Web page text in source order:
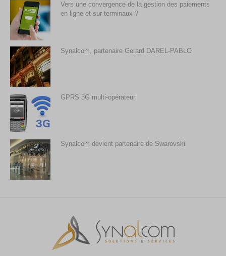
Vers une convergence de la gestion des paiements
en ligne et sur terminaux ?
Synalcom, partenaire Gerard DAREL-PABLO
GPRS 3G multi-opérateur
Synalcom devient partenaire de Swarovski